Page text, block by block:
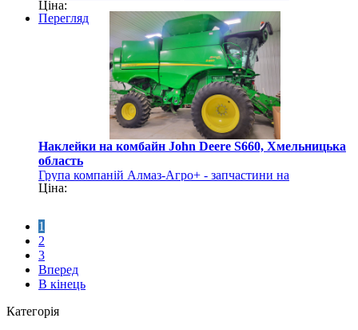
сільгосптехніку
Ціна:
Перегляд
Наклейки на комбайн John Deere S660, Хмельницька
область
Група компаній Алмаз-Агро+ - запчастини на
сільгосптехніку
Ціна:
1
2
3
Вперед
В кінець
Категорія